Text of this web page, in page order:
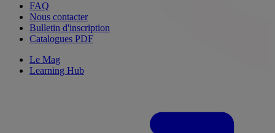
FAQ
Nous contacter
Bulletin d'inscription
Catalogues PDF
Le Mag
Learning Hub